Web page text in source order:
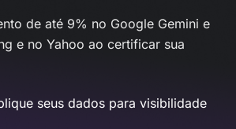
de até 9% no Google Gemini e
e no Yahoo ao certificar sua
seus dados para visibilidade